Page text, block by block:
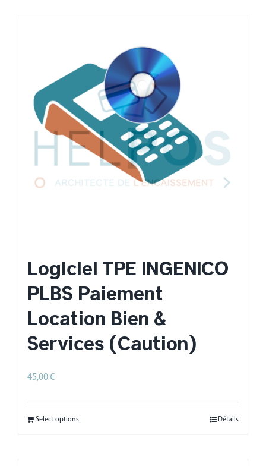
Logiciel TPE INGENICO
PLBS Paiement
Location Bien &
Services (Caution)
45,00€
Select options Détails